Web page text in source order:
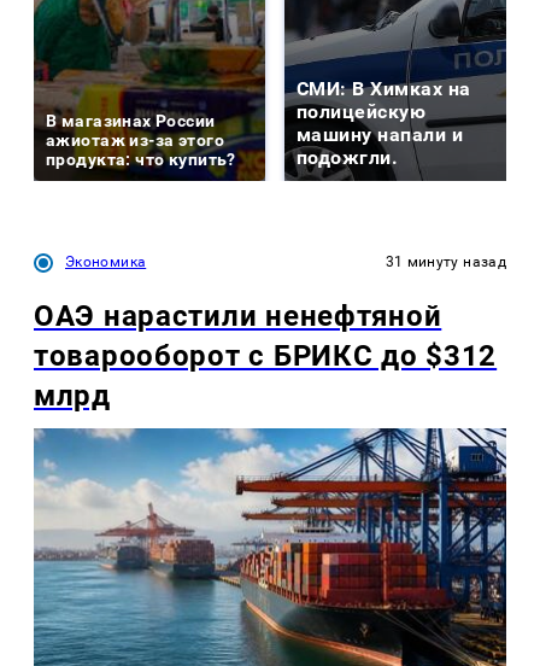
В магазинах России
ажиотаж из-за этого
продукта: что купить?
СМИ: В Химках на
полицейскую
машину напали и
подожгли.
Экономика 31 минуту назад
ОАЭ нарастили ненефтяной
товарооборот с БРИКС до $312
млрд